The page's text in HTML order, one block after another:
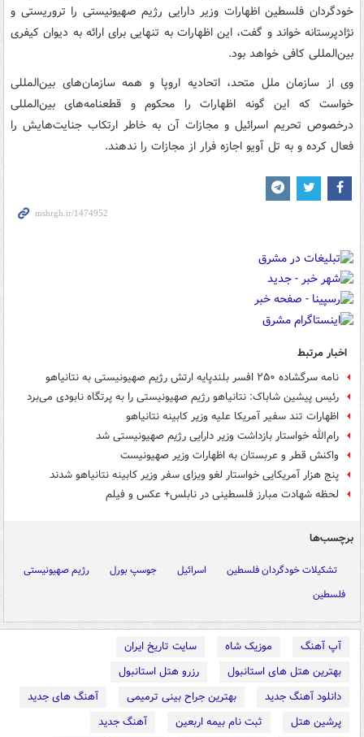
خودگردان فلسطین اظهارات وزیر دارایی رژیم صهیونیستی را تروریستی و
نژادپرستانه خواند و گفت، این اظهارات به تنهایی برای ارائه به دیوان کیفری
بین‌المللی کافی خواهد بود.
وی از سازمان ملل متحد، اتحادیه اروپا و همه سازمان‌های بین‌المللی
خواست که این گونه اظهارات را محکوم و قطعنامه‌های بین‌المللی
درخصوص تحریم اسرائیل و مجازات آن به خاطر ارتکاب جنایت‌هایش را
فعال کرده و به تل آویو اجازه فرار از مجازات را ندهند.
اخبار مرتبط
نامه سرگشاده ۲۵۰ افسر بلندپایه ارتش رژیم صهیونیستی به نتانیاهو
رئیس پیشین شاباک: نتانیاهو رژیم صهیونیستی را به پرتگاه نابودی می‌برد
اظهارات تند سفیر آمریکا علیه وزیر کابینه نتانیاهو
رام‌الله خواستار بازداشت وزیر دارایی رژیم صهیونیستی شد
واکنش قطر و عربستان به اظهارات وزیر صهیونیست
پنج هزار آمریکایی خواستار لغو ویزای سفر وزیر کابینه نتانیاهو شدند
لحظه شهادت مبارز فلسطینی در نابلس+ عکس و فیلم
برچسب‌ها
تشکیلات خودگردان فلسطین اسرائیل جوسپ بورل
رژیم صهیونیستی
فلسطین
آپ آهنگ موزیک شاه
سایت تاریخ ایران
بهترین هتل های استانبول
رزرو هتل استانبول
دانلود آهنگ جدید
بهترین جراح بینی ترمیمی
آهنگ های جدید
پرشین هتل
ثبت نام بیمه اربعین
آهنگ جدید